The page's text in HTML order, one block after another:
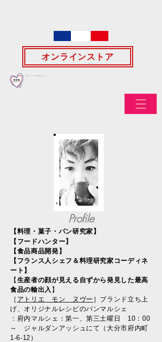
オンラインストア
Profile
【料理・菓子・パン研究家】
​【フードハンター】
【食品商品開発】
【フランス人シェフ＆料理研究家コーディネ
ート】
【 生産者の顔が見える自ずから発見した最高
食品の輸出入 】
［ アトリエ モン ヌヴー ］ブランド立ち上
げ、​オリジナルレシピのパンマルシェ
：府内マルシェ：第一、第三土曜日 10：00
～ ジャルダンアッシュにて（大分市府内町
1-6-12）